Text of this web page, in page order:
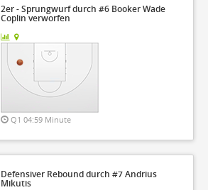
2er - Sprungwurf durch #6 Booker Wade
Coplin verworfen
Q1 04:59 Minute
Defensiver Rebound durch #7 Andrius
Mikutis